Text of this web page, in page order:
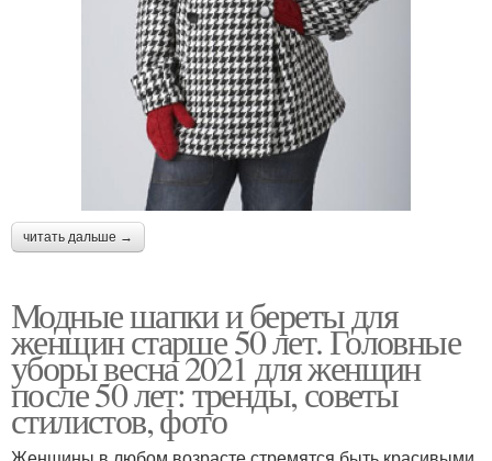
читать дальше →
Модные шапки и береты для
женщин старше 50 лет. Головные
уборы весна 2021 для женщин
после 50 лет: тренды, советы
стилистов, фото